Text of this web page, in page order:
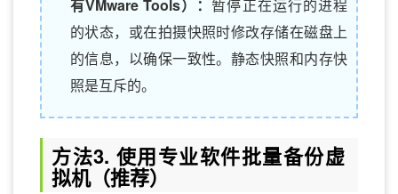
有VMware Tools）：暂停正在运行的进程
的状态，或在拍摄快照时修改存储在磁盘上
的信息，以确保一致性。静态快照和内存快
照是互斥的。
方法3. 使用专业软件批量备份虚
拟机（推荐）